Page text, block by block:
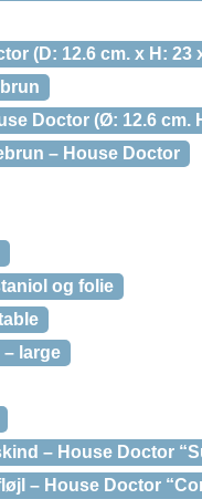
(D: 12.6 cm. x H: 23
Doctor (Ø: 12.6 cm.
– House Doctor
og folie
large
– House Doctor
– House Doctor